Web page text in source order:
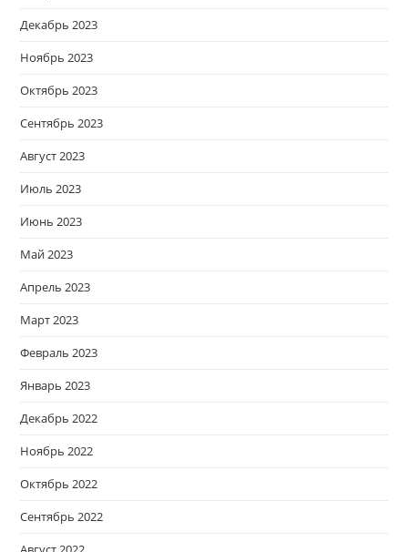
Декабрь 2023
Ноябрь 2023
Октябрь 2023
Сентябрь 2023
Август 2023
Июль 2023
Июнь 2023
Май 2023
Апрель 2023
Март 2023
Февраль 2023
Январь 2023
Декабрь 2022
Ноябрь 2022
Октябрь 2022
Сентябрь 2022